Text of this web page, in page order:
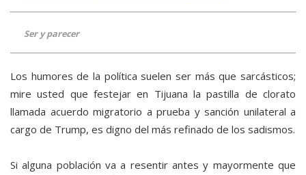
Ser y parecer
Los humores de la política suelen ser más que sarcásticos;
mire usted que festejar en Tijuana la pastilla de clorato
llamada acuerdo migratorio a prueba y sanción unilateral a
cargo de Trump, es digno del más refinado de los sadismos.
Si alguna población va a resentir antes y mayormente que